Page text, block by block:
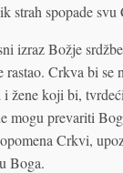
strah spopade
izraz Božje
Crkva bi se
žene koji bi,
mogu prevariti
Crkvi,
Boga.